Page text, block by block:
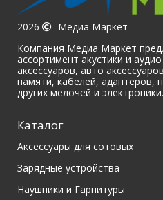
2026
Медиа Маркет
Компания Медиа Маркет
ассортимент акустики и
аксессуаров, авто
памяти, кабелей, адаптеров,
других мелочей и электроники.
Каталог
Аксессуары для сотовых
Зарядные устройства
Наушники и Гарнитуры